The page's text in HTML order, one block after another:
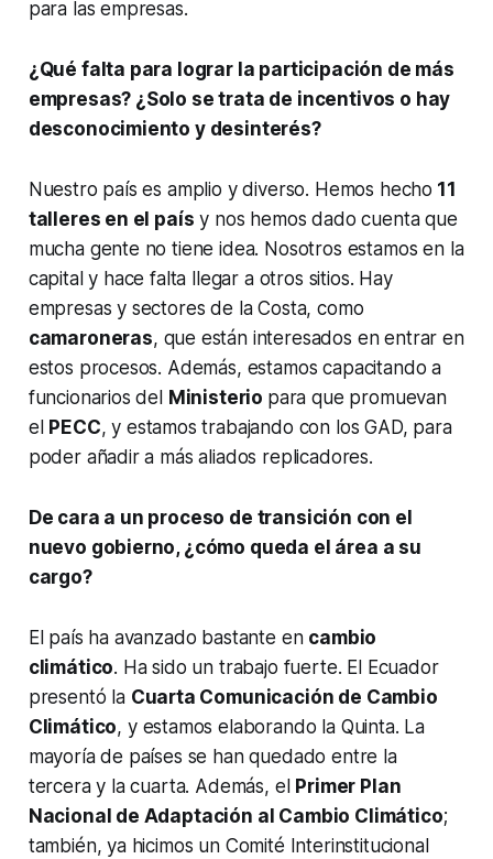
para las empresas.
¿Qué falta para lograr la participación de más
empresas? ¿Solo se trata de incentivos o hay
desconocimiento y desinterés?
Nuestro país es amplio y diverso. Hemos hecho 11
talleres en el país y nos hemos dado cuenta que
mucha gente no tiene idea. Nosotros estamos en la
capital y hace falta llegar a otros sitios. Hay
empresas y sectores de la Costa, como
camaroneras, que están interesados en entrar en
estos procesos. Además, estamos capacitando a
funcionarios del
Ministerio para que promuevan
el PECC, y estamos trabajando con los GAD, para
poder añadir a más aliados replicadores.
De cara a un proceso de transición con el
nuevo gobierno, ¿cómo queda el área a su
cargo?
El país ha avanzado bastante en cambio
climático. Ha sido un trabajo fuerte. El Ecuador
presentó la Cuarta Comunicación de Cambio
Climático, y estamos elaborando la Quinta. La
mayoría de países se han quedado entre la
tercera y la cuarta. Además, el Primer Plan
Nacional de Adaptación al Cambio Climático;
también, ya hicimos un Comité Interinstitucional